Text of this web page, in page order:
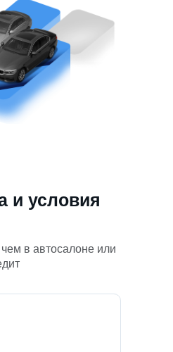
и условия
чем в автосалоне или